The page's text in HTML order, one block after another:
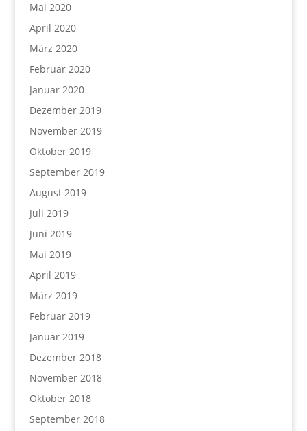
Mai 2020
April 2020
März 2020
Februar 2020
Januar 2020
Dezember 2019
November 2019
Oktober 2019
September 2019
August 2019
Juli 2019
Juni 2019
Mai 2019
April 2019
März 2019
Februar 2019
Januar 2019
Dezember 2018
November 2018
Oktober 2018
September 2018